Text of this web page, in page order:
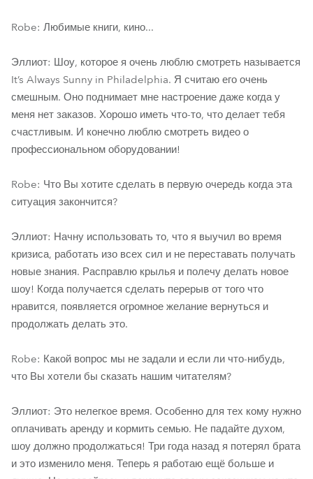
Robe: Любимые книги, кино...
Эллиот: Шоу, которое я очень люблю смотреть называется
It’s Always Sunny in Philadelphia. Я считаю его очень
смешным. Оно поднимает мне настроение даже когда у
меня нет заказов. Хорошо иметь что-то, что делает тебя
счастливым. И конечно люблю смотреть видео о
профессиональном оборудовании!
Robe: Что Вы хотите сделать в первую очередь когда эта
ситуация закончится?
Эллиот: Начну использовать то, что я выучил во время
кризиса, работать изо всех сил и не переставать получать
новые знания. Расправлю крылья и полечу делать новое
шоу! Когда получается сделать перерыв от того что
нравится, появляется огромное желание вернуться и
продолжать делать это.
Robe: Какой вопрос мы не задали и если ли что-нибудь,
что Вы хотели бы сказать нашим читателям?
Эллиот: Это нелегкое время. Особенно для тех кому нужно
оплачивать аренду и кормить семью. Не падайте духом,
шоу должно продолжаться! Три года назад я потерял брата
и это изменило меня. Теперь я работаю ещё больше и